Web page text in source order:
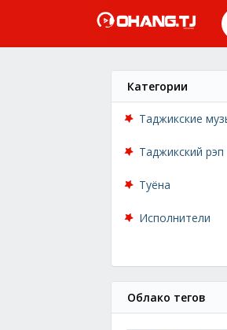
Категории
Таджикские
Таджикский рэп
Туёна
Исполнители
Облако тегов